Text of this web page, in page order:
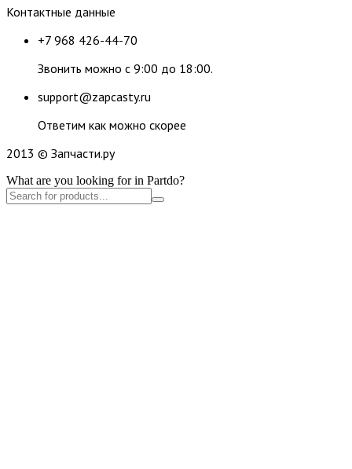
Контактные данные
+7 968 426-44-70
Звонить можно с 9:00 до 18:00.
support@zapcasty.ru
Ответим как можно скорее
2013 © Запчасти.ру
What are you looking for in Partdo?